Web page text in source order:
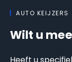
AUTO KEIJZERS
Wilt u
Heeft u